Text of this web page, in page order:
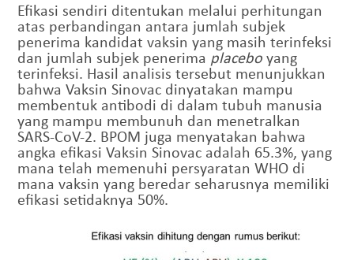
Efikasi sendiri ditentukan melalui perhitungan
atas perbandingan antara jumlah subjek
penerima kandidat vaksin yang masih terinfeksi
dan jumlah subjek penerima placebo yang
terinfeksi. Hasil analisis tersebut menunjukkan
bahwa Vaksin Sinovac dinyatakan mampu
membentuk antibodi di dalam tubuh manusia
yang mampu membunuh dan menetralkan
SARS-CoV-2. BPOM juga menyatakan bahwa
angka efikasi Vaksin Sinovac adalah 65.3%, yang
mana telah memenuhi persyaratan WHO di
mana vaksin yang beredar seharusnya memiliki
efikasi setidaknya 50%.